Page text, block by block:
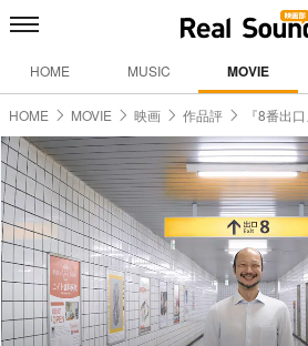
HOME MUSIC MOVIE
HOME MOVIE 映画 作品評 『8番出